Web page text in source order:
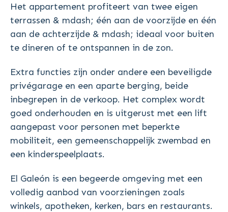
Het appartement profiteert van twee eigen
terrassen & mdash; één aan de voorzijde en één
aan de achterzijde & mdash; ideaal voor buiten
te dineren of te ontspannen in de zon.
Extra functies zijn onder andere een beveiligde
privégarage en een aparte berging, beide
inbegrepen in de verkoop. Het complex wordt
goed onderhouden en is uitgerust met een lift
aangepast voor personen met beperkte
mobiliteit, een gemeenschappelijk zwembad en
een kinderspeelplaats.
El Galeón is een begeerde omgeving met een
volledig aanbod van voorzieningen zoals
winkels, apotheken, kerken, bars en restaurants.